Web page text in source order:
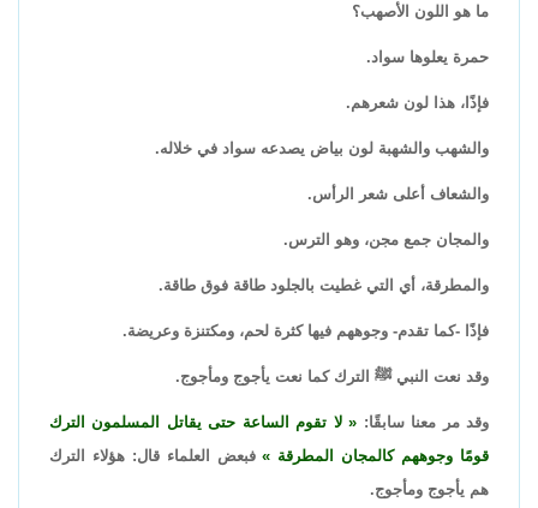
ما هو اللون الأصهب؟
حمرة يعلوها سواد.
فإذًا، هذا لون شعرهم.
والشهب والشهبة لون بياض يصدعه سواد في خلاله.
والشعاف أعلى شعر الرأس.
والمجان جمع مجن، وهو الترس.
والمطرقة، أي التي غطيت بالجلود طاقة فوق طاقة.
فإذًا -كما تقدم- وجوههم فيها كثرة لحم، ومكتنزة وعريضة.
وقد نعت النبي ﷺ الترك كما نعت يأجوج ومأجوج.
وقد مر معنا سابقًا:
لا تقوم الساعة حتى يقاتل المسلمون الترك
قومًا وجوههم كالمجان المطرقة
فبعض العلماء قال: هؤلاء الترك
هم يأجوج ومأجوج.